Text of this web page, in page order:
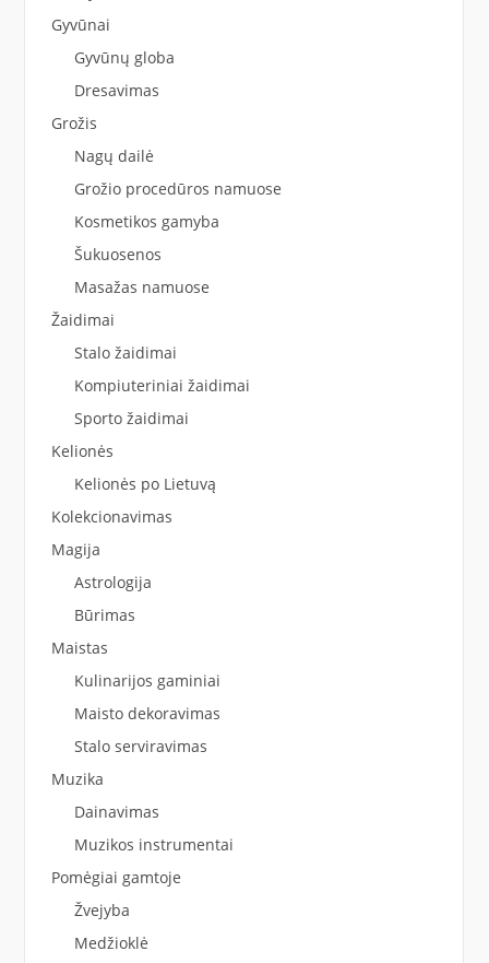
Gyvūnai
Gyvūnų globa
Dresavimas
Grožis
Nagų dailė
Grožio procedūros namuose
Kosmetikos gamyba
Šukuosenos
Masažas namuose
Žaidimai
Stalo žaidimai
Kompiuteriniai žaidimai
Sporto žaidimai
Kelionės
Kelionės po Lietuvą
Kolekcionavimas
Magija
Astrologija
Būrimas
Maistas
Kulinarijos gaminiai
Maisto dekoravimas
Stalo serviravimas
Muzika
Dainavimas
Muzikos instrumentai
Pomėgiai gamtoje
Žvejyba
Medžioklė